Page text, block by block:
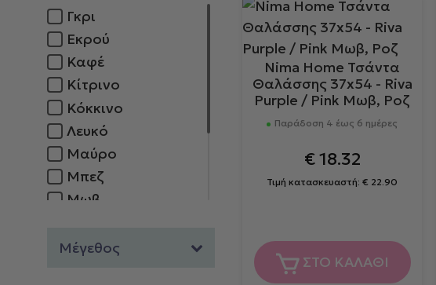
Γκρι
Εκρού
Καφέ
Κίτρινο
Κόκκινο
Λευκό
Μαύρο
Μπεζ
Μωβ
Πράσινο
Μέγεθος
Nima Home Τσάντα
Θαλάσσης 37x54 - Riva
Purple / Pink Μωβ, Ροζ
Παράδοση 4 έως 6 ημέρες
€18.32
Τιμή κατασκευαστή: € 22.90
ΣΤΟ ΚΑΛΑΘΙ